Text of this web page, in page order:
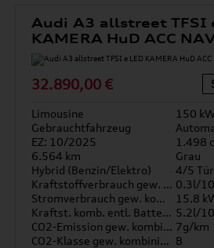
Audi A3 allstreet TFSI
KAMERA HuD ACC
32.890,00 €
Limousine
150
Gebrauchtfahrzeug
EZ: 10/2025
1.498
6.564 km
Grau
Hybrid (Benzin/Elektro)
4/5
Kraftstoffverbrauch gew. kombiniert 0.3l/
Stromverbrauch gew. kombiniert
15.8
Kraftst. komb. entl. Batterie 5.2l/
CO2-Emission gew. kombiniert 7g/km
CO2-Klasse gew. kombiniert B